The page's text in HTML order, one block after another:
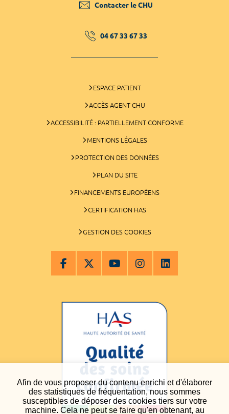
Afin de vous proposer du contenu enrichi et d'élaborer
des statistiques de fréquentation, nous sommes
susceptibles de déposer des cookies tiers sur votre
machine. Cela ne peut se faire qu'en obtenant, au
Contacter le CHU
04 67 33 67 33
ESPACE PATIENT
ACCÈS AGENT CHU
ACCESSIBILITÉ : PARTIELLEMENT CONFORME
MENTIONS LÉGALES
PROTECTION DES DONNÉES
PLAN DU SITE
FINANCEMENTS EUROPÉENS
CERTIFICATION HAS
GESTION DES COOKIES